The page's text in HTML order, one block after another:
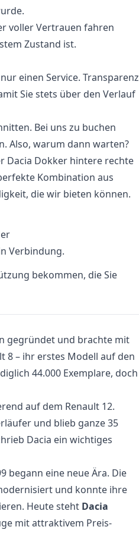
voller Vertrauen fahren
Zustand ist.
einen Service. Transparenz
Sie stets über den Verlauf
Bei uns zu buchen
Also, warum dann warten?
Dacia Dokker hintere rechte
Kombination aus
die wir bieten können.
Verbindung.
bekommen, die Sie
gegründet und brachte mit
8 – ihr erstes Modell auf den
44.000 Exemplare, doch
auf dem Renault 12.
und blieb ganze 35
Dacia ein wichtiges
begann eine neue Ära. Die
und konnte ihre
Heute steht Dacia
mit attraktivem Preis-